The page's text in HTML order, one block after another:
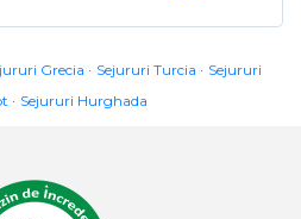
Grecia Sejururi Turcia
Sejururi
Sejururi Hurghada